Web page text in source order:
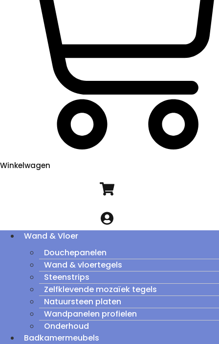
Winkelwagen
Wand & Vloer
Douchepanelen
Wand & vloertegels
Steenstrips
Zelfklevende mozaïek tegels
Natuursteen platen
Wandpanelen profielen
Onderhoud
Badkamermeubels